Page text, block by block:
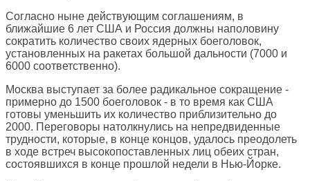
Согласно ныне действующим соглашениям, в
ближайшие 6 лет США и Россия должны наполовину
сократить количество своих ядерных боеголовок,
установленных на ракетах большой дальности (7000 и
6000 соответственно).
Москва выступает за более радикальное сокращение -
примерно до 1500 боеголовок - в то время как США
готовы уменьшить их количество приблизительно до
2000. Переговоры натолкнулись на непредвиденные
трудности, которые, в конце концов, удалось преодолеть
в ходе встреч высокопоставленных лиц обеих стран,
состоявшихся в конце прошлой недели в Нью-Йорке.